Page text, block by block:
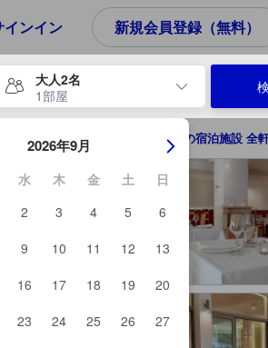
インイン 新規会員登録（無料）
大人2名
1部屋
キーを使用して、チェックイン日とチェ
2026年9月
水 木 金 土
日
2 3 4 5
6
9 10 11 12
13
16 17 18 19
20
23 24 25 26
27
ハルキディキの宿泊施設 全
ため、これから宿泊選びをされるユーザ